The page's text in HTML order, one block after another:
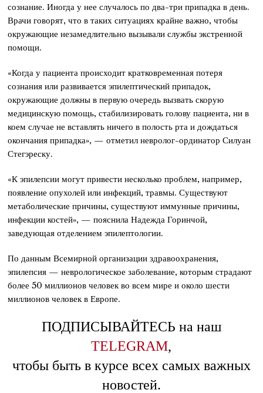
сознание. Иногда у нее случалось по два-три припадка в день.
Врачи говорят, что в таких ситуациях крайне важно, чтобы
окружающие незамедлительно вызывали службы экстренной
помощи.
«Когда у пациента происходит кратковременная потеря
сознания или развивается эпилептический припадок,
окружающие должны в первую очередь вызвать скорую
медицинскую помощь, стабилизировать голову пациента, ни в
коем случае не вставлять ничего в полость рта и дождаться
окончания припадка», — отметил невролог-ординатор Силуан
Стегэреску.
«К эпилепсии могут привести несколько проблем, например,
появление опухолей или инфекций, травмы. Существуют
метаболические причины, существуют иммунные причины,
инфекции костей», — пояснила Надежда Горинчой,
заведующая отделением эпилептологии.
По данным Всемирной организации здравоохранения,
эпилепсия — неврологическое заболевание, которым страдают
более 50 миллионов человек во всем мире и около шести
миллионов человек в Европе.
ПОДПИСЫВАЙТЕСЬ на наш
TELEGRAM,
чтобы быть в курсе всех самых важных
новостей.